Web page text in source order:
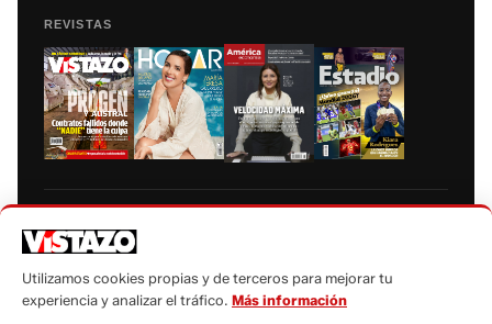
REVISTAS
autorización escrita de su titular, de todos los contenidos de Vistazo.com.
Utilizamos cookies propias y de terceros para mejorar tu
experiencia y analizar el tráfico. Más información